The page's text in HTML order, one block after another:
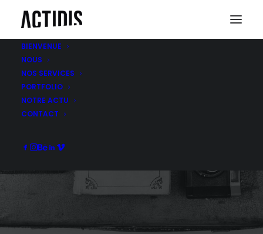
BIENVENUE
NOUS
NOS SERVICES
PORTFOLIO
NOTRE ACTU
CONTACTHABILLAGE POINT DE